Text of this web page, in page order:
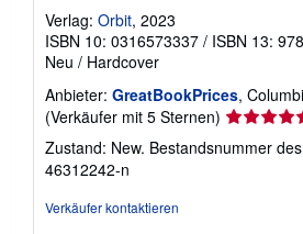
Verlag: Orbit, 2023
ISBN 10: 0316573337 / ISBN 13:
Neu / Hardcover
Anbieter: GreatBookPrices,
(Verkäufer mit 5 Sternen)
von
Zustand: New. Bestandsnummer
46312242-n
Verkäufer kontaktieren